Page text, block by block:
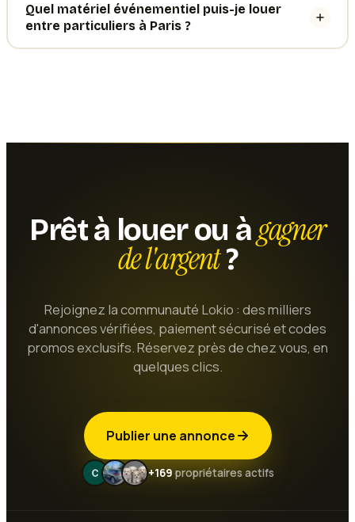
Quel matériel événementiel puis-je louer
entre particuliers à Paris ?
Prêt à louer ou àgagner
de l'argent?
Rejoignez la communauté Lokio : des milliers
d'annonces vérifiées, paiement sécurisé et codes
promos exclusifs. Réservez près de chez vous, en
quelques clics.
Publier une annonce
+169 propriétaires actifs